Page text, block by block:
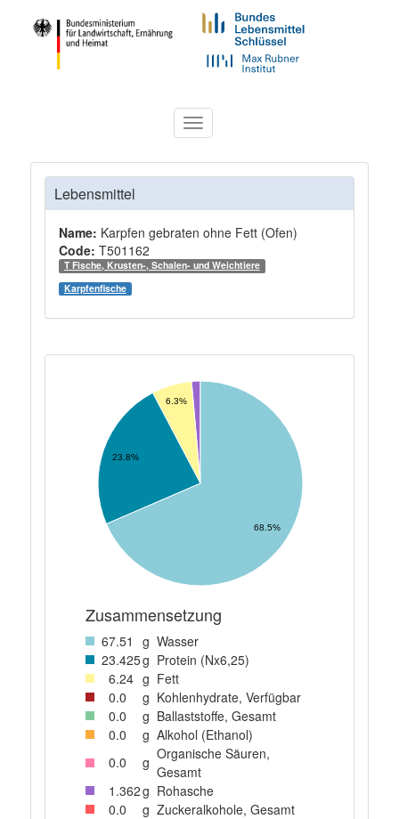
Toggle
navigation
Lebensmittel
Name: Karpfen gebraten ohne Fett (Ofen)
Code: T501162
T Fische, Krusten-, Schalen- und Weichtiere
Karpfenfische
6.3%
23.8%
68.5%
Zusammensetzung
67.51 g Wasser
23.425g Protein (Nx6,25)
6.24 g Fett
0.0 g Kohlenhydrate, Verfügbar
0.0 g Ballaststoffe, Gesamt
0.0 g Alkohol (Ethanol)
0.0 g Organische Säuren,
Gesamt
1 .362g Rohasche
0.0 g Zuckeralkohole, Gesamt